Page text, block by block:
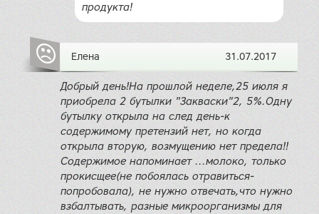
продукта!
Елена 31.07.2017
Добрый день!На прошлой неделе,25 июля я
приoбрела 2 бутылки "Закваски"2, 5%.Одну
бутылку открыла на след день-к
содержимому претензий нет, но когда
открыла вторую, возмущению нет предела!!
Содержимое напоминает ...молоко, только
прокисщее(не побоялась отравиться-
попробовала), не нужно отвечать,что нужно
взбалтывать, разные микроорганизмы для